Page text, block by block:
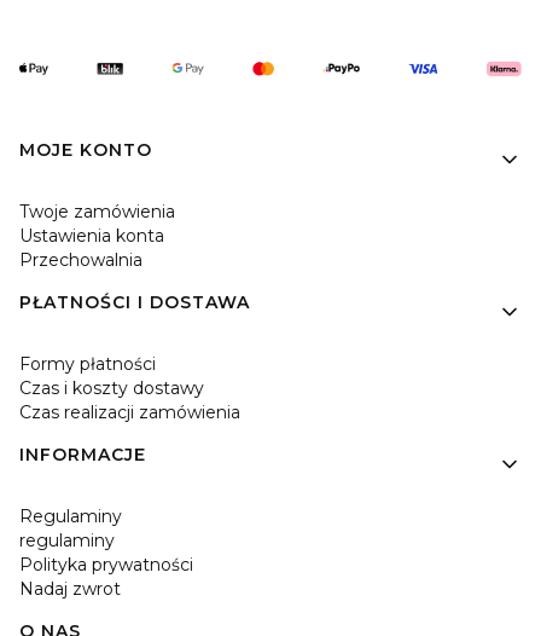
Linki w stopce
MOJE KONTO
Twoje zamówienia
Ustawienia konta
Przechowalnia
PŁATNOŚCI I DOSTAWA
Formy płatności
Czas i koszty dostawy
Czas realizacji zamówienia
INFORMACJE
Regulaminy
regulaminy
Polityka prywatności
Nadaj zwrot
O NAS